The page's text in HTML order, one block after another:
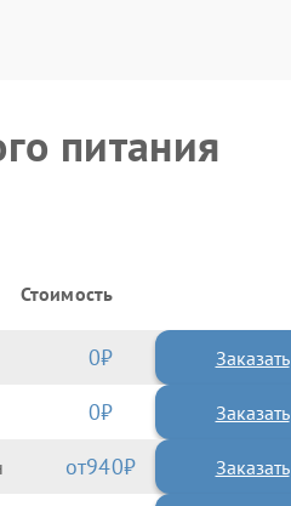
питания
Стоимость
0 Заказать
0 Заказать
940